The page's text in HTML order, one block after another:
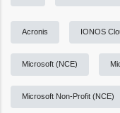
Acronis IONOS
Microsoft (NCE)
Microsoft Non-Profit (NCE)